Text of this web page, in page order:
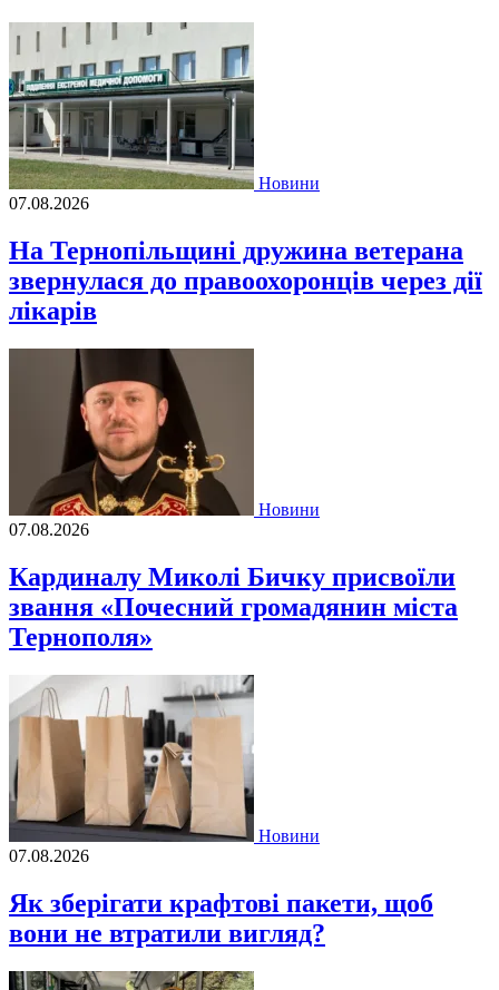
Новини
07.08.2026
На Тернопільщині дружина ветерана
звернулася до правоохоронців через дії
лікарів
Новини
07.08.2026
Кардиналу Миколі Бичку присвоїли
звання «Почесний громадянин міста
Тернополя»
Новини
07.08.2026
Як зберігати крафтові пакети, щоб
вони не втратили вигляд?